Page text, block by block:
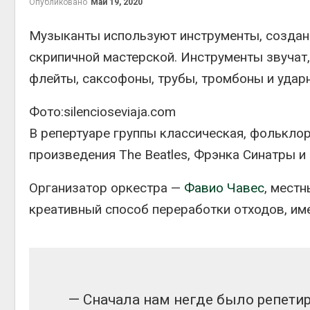
Опубликовано Май 19, 2020
Музыканты используют инструменты,
скрипичной мастерской. Инструменты
флейты, саксофоны, трубы, тромбоны и
Фото:silencioseviaja.com
В репертуаре группы классическая,
произведения The Beatles, Фрэнка Синатры и
Организатор оркестра — Фавио Чавес,
креативный способ переработки отходов,
— Сначала нам негде было
Авг 5,
В